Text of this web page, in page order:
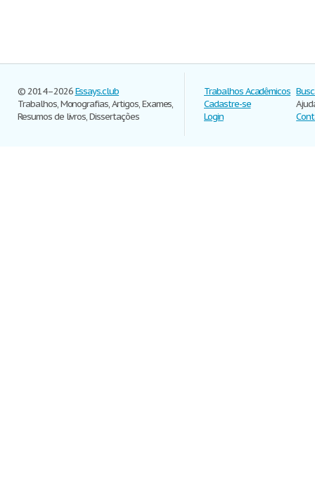
© 2014–2026Essays.club
Trabalhos, Monografias, Artigos, Exames,
Resumos de livros, Dissertações
Trabalhos Acadêmicos
Cadastre-se
Login